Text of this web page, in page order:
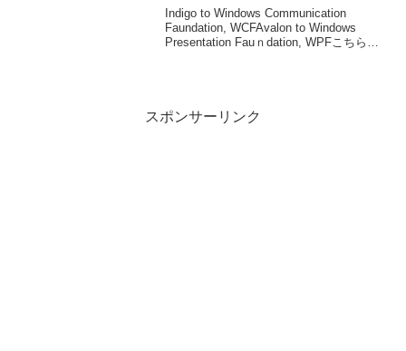
Indigo to Windows Communication
Faundation, WCFAvalon to Windows
Presentation Fauｎdation, WPFこちらの
スポンサーリンク